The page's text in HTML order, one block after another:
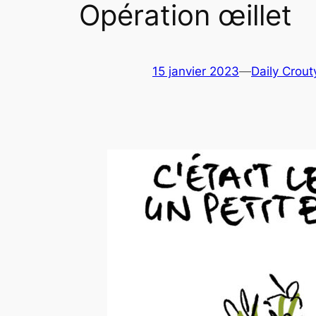
Opération œillet
15 janvier 2023—Daily